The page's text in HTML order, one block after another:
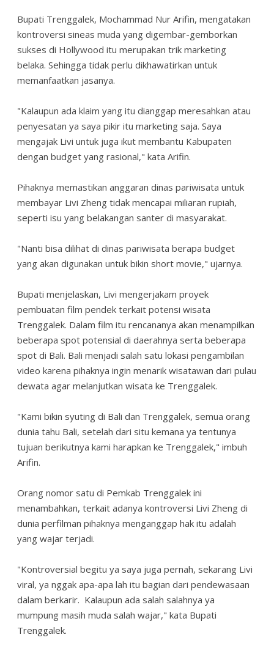
Bupati Trenggalek, Mochammad Nur Arifin, mengatakan
kontroversi sineas muda yang digembar-gemborkan
sukses di Hollywood itu merupakan trik marketing
belaka. Sehingga tidak perlu dikhawatirkan untuk
memanfaatkan jasanya.
"Kalaupun ada klaim yang itu dianggap meresahkan atau
penyesatan ya saya pikir itu marketing saja. Saya
mengajak Livi untuk juga ikut membantu Kabupaten
dengan budget yang rasional," kata Arifin.
Pihaknya memastikan anggaran dinas pariwisata untuk
membayar Livi Zheng tidak mencapai miliaran rupiah,
seperti isu yang belakangan santer di masyarakat.
"Nanti bisa dilihat di dinas pariwisata berapa budget
yang akan digunakan untuk bikin short movie," ujarnya.
Bupati menjelaskan, Livi mengerjakam proyek
pembuatan film pendek terkait potensi wisata
Trenggalek. Dalam film itu rencananya akan menampilkan
beberapa spot potensial di daerahnya serta beberapa
spot di Bali. Bali menjadi salah satu lokasi pengambilan
video karena pihaknya ingin menarik wisatawan dari pulau
dewata agar melanjutkan wisata ke Trenggalek.
"Kami bikin syuting di Bali dan Trenggalek, semua orang
dunia tahu Bali, setelah dari situ kemana ya tentunya
tujuan berikutnya kami harapkan ke Trenggalek," imbuh
Arifin.
Orang nomor satu di Pemkab Trenggalek ini
menambahkan, terkait adanya kontroversi Livi Zheng di
dunia perfilman pihaknya menganggap hak itu adalah
yang wajar terjadi.
"Kontroversial begitu ya saya juga pernah, sekarang Livi
viral, ya nggak apa-apa lah itu bagian dari pendewasaan
dalam berkarir. Kalaupun ada salah salahnya ya
mumpung masih muda salah wajar," kata Bupati
Trenggalek.